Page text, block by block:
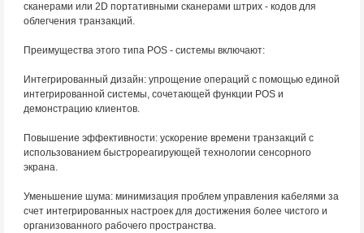
сканерами или 2D портативными сканерами штрих - кодов для
облегчения транзакций.
Преимущества этого типа POS - системы включают:
Интегрированный дизайн: упрощение операций с помощью единой
интегрированной системы, сочетающей функции POS и
демонстрацию клиентов.
Повышение эффективности: ускорение времени транзакций с
использованием быстрореагирующей технологии сенсорного
экрана.
Уменьшение шума: минимизация проблем управления кабелями за
счет интегрированных настроек для достижения более чистого и
организованного рабочего пространства.